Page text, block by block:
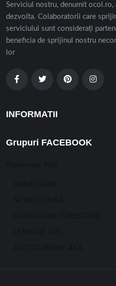
Serviciul nostru, denumit
dezvolta. Colaboratorii care
serviciului sunt considerați
beneficia de sprijinul nostru
lor
INFORMATII
Grupuri FACEBOOK